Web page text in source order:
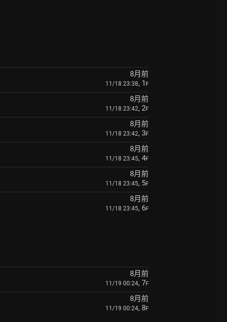
8月前
11/18 23:38, 1 F
8月前
11/18 23:42, 2F
8月前
11/18 23:42, 3F
8月前
11/18 23:45, 4F
8月前
11/18 23:45, 5F
8月前
11/18 23:45, 6F
8月前
11/19 00:24, 7F
8月前
11/19 00:24, 8F